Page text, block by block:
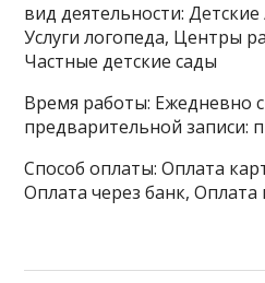
вид деятельности:
Услуги логопеда, Центры
Частные детские сады
Время работы: Ежедневно с
предварительной записи:
Способ оплаты: Оплата
Оплата через банк, Оплата